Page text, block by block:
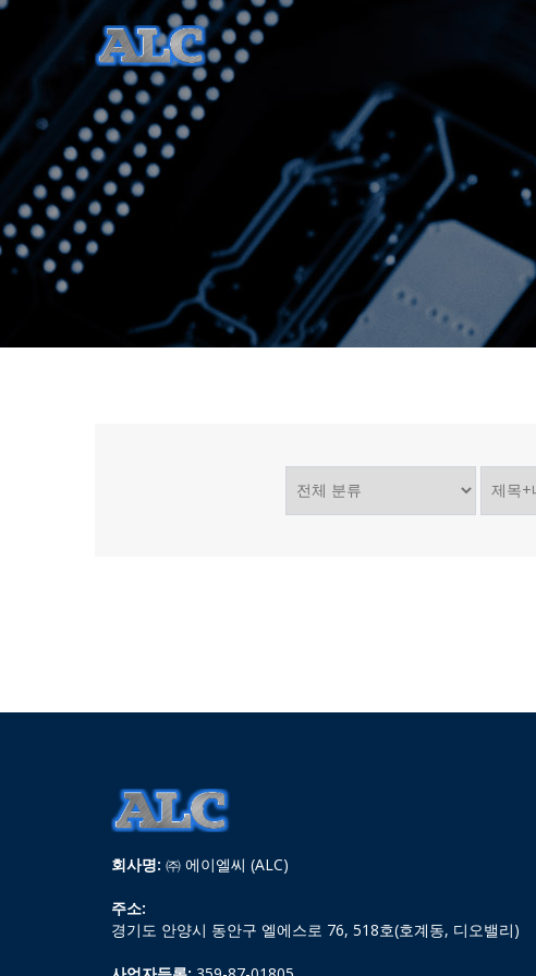
회사명: ㈜ 에이엘씨 (ALC)
주소:
경기도 안양시 동안구 엘에스로 76, 518호(호계동, 디오밸리)